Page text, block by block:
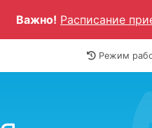
Важно! Расписание
Режим